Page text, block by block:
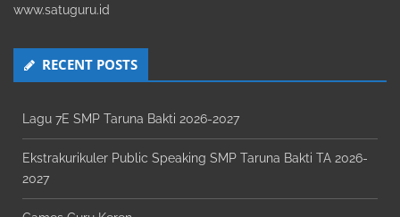
www.satuguru.id
RECENT POSTS
Lagu 7E SMP Taruna Bakti 2026-2027
Ekstrakurikuler Public Speaking SMP Taruna Bakti TA 2026-
2027